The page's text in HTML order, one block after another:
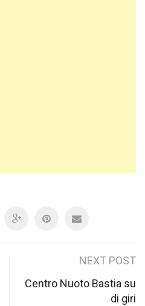
NEXT POST
Centro Nuoto Bastia su
di giri